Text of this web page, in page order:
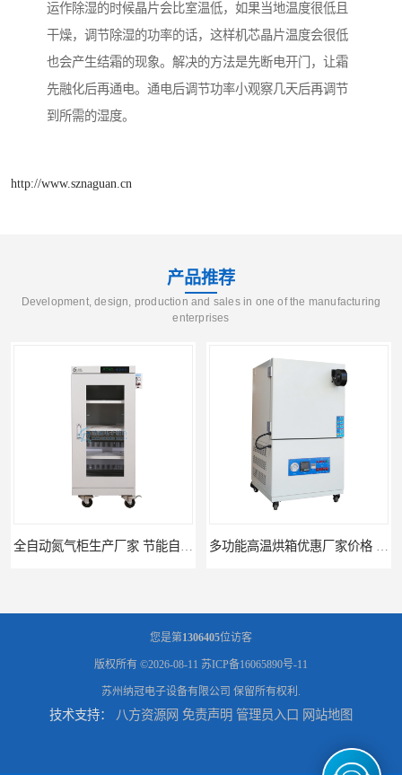
运作除湿的时候晶片会比室温低，如果当地温度很低且
干燥，调节除湿的功率的话，这样机芯晶片温度会很低
也会产生结霜的现象。解决的方法是先断电开门，让霜
先融化后再通电。通电后调节功率小观察几天后再调节
到所需的湿度。
http://www.sznaguan.cn
产品推荐
Development, design, production and sales in one of the manufacturing
enterprises
全自动电子防潮柜厂家优惠定制 全自动防潮柜设备供应
您是第1306405位访客
版权所有 ©2026-08-11 苏ICP备16065890号-11
苏州纳冠电子设备有限公司 保留所有权利.
技术支持： 八方资源网 免责声明 管理员入口 网站地图